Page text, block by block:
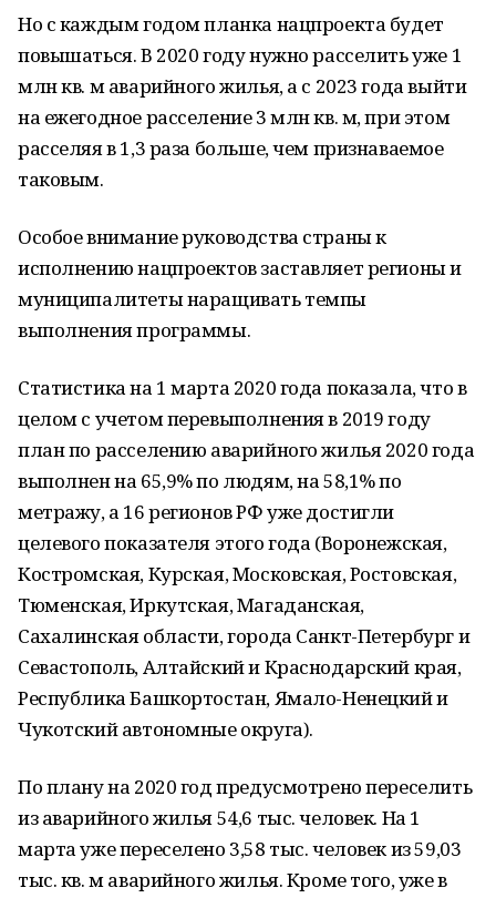
Но с каждым годом планка нацпроекта будет
повышаться. В 2020 году нужно расселить уже 1
млн кв. м аварийного жилья, а с 2023 года выйти
на ежегодное расселение 3 млн кв. м, при этом
расселяя в 1,3 раза больше, чем признаваемое
таковым.
Особое внимание руководства страны к
исполнению нацпроектов заставляет регионы и
муниципалитеты наращивать темпы
выполнения программы.
Статистика на 1 марта 2020 года показала, что в
целом с учетом перевыполнения в 2019 году
план по расселению аварийного жилья 2020 года
выполнен на 65,9% по людям, на 58,1% по
метражу, а 16 регионов РФ уже достигли
целевого показателя этого года (Воронежская,
Костромская, Курская, Московская, Ростовская,
Тюменская, Иркутская, Магаданская,
Сахалинская области, города Санкт-Петербург и
Севастополь, Алтайский и Краснодарский края,
Республика Башкортостан, Ямало-Ненецкий и
Чукотский автономные округа).
По плану на 2020 год предусмотрено переселить
из аварийного жилья 54,6 тыс. человек. На 1
марта уже переселено 3,58 тыс. человек из 59,03
тыс. кв. м аварийного жилья. Кроме того, уже в